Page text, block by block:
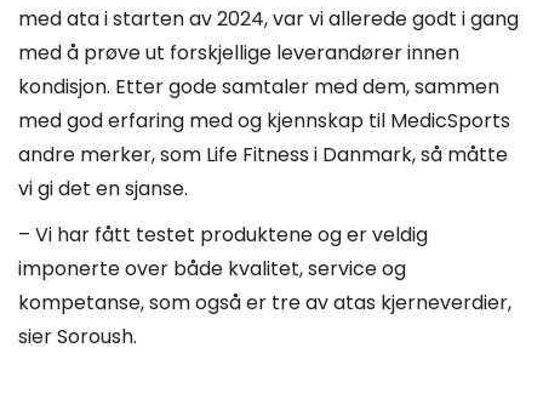
med ata i starten av 2024, var vi allerede godt i gang
med å prøve ut forskjellige leverandører innen
kondisjon. Etter gode samtaler med dem, sammen
med god erfaring med og kjennskap til MedicSports
andre merker, som Life Fitness i Danmark, så måtte
vi gi det en sjanse.
– Vi har fått testet produktene og er veldig
imponerte over både kvalitet, service og
kompetanse, som også er tre av atas kjerneverdier,
sier Soroush.